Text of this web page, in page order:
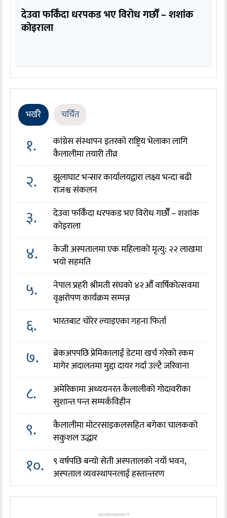
देउवा फर्किँदा धरपकड भए विरोध गर्छौँं – शशांक
कोइराला
भर्खरै चर्चित
१.
कांग्रेस संस्थापन इतरको राष्ट्रिय भेलाका लागि
कैलालीमा तयारी तीव्र
२.
झुलाघाट भन्सार कार्यालयद्वारा लक्ष्य भन्दा बढी
राजश्व संकलन
३.
देउवा फर्किँदा धरपकड भए विरोध गर्छौँं – शशांक
कोइराला
४.
केजी अस्पतालमा एक महिलाको मृत्यु: २२ लाखमा
भयो सहमति
५.
नेपाल प्रहरी श्रीमती संघको ४२औँ वार्षिकोत्सवमा
वृक्षरोपण कार्यक्रम सम्पन्न
६. भारतबाट चोरेर ल्याइएका गहना फिर्ता
७.
ब्रेकअपपछि प्रेमिकालाई डेटमा खर्च गरेको रकम
मागेर अदालतमा मुद्दा दायर गर्दा उल्टै जरिवाना
८.
अमेरिकामा अध्ययनरत कैलालीको गोदावरीका
सुशान्त पन्त सम्पर्कविहीन
९.
कैलालीमा मोटरसाइकलसहित बगेका चालकको
सकुशल उद्धार
१०.
९ वर्षपछि बन्यो सेती अस्पतालको नयाँ भवन,
अस्पताल व्यवस्थापनलाई हस्तान्तरण
ADVERTISEMENT